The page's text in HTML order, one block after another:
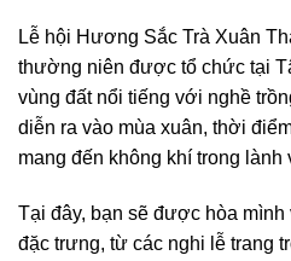
Lễ hội Hương Sắc Trà Xuân
thường niên được tổ chức tại
vùng đất nổi tiếng với nghề
diễn ra vào mùa xuân, thời
mang đến không khí trong lành
Tại đây, bạn sẽ được hòa mình
đặc trưng, từ các nghi lễ trang